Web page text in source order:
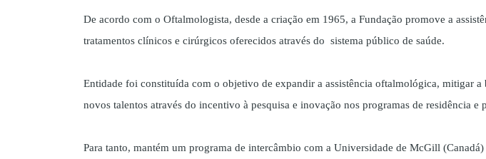
De acordo com o Oftalmologista, desde a criação em 1965, a Fundação promove a
tratamentos clínicos e cirúrgicos oferecidos através do sistema público de saúde.
Entidade foi constituída com o objetivo de expandir a assistência oftalmológica, mitigar
novos talentos através do incentivo à pesquisa e inovação nos programas de residência
Para tanto, mantém um programa de intercâmbio com a Universidade de McGill